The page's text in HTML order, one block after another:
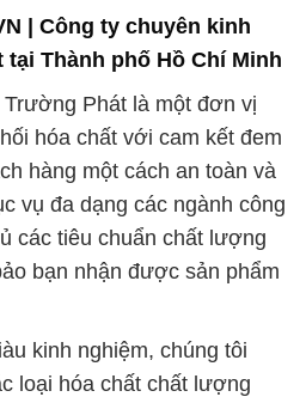
| Công ty chuyên kinh
tại Thành phố Hồ Chí Minh
Phát là một đơn vị
hóa chất với cam kết đem
hàng một cách an toàn và
vụ đa dạng các ngành công
các tiêu chuẩn chất lượng
bạn nhận được sản phẩm
kinh nghiệm, chúng tôi
loại hóa chất chất lượng